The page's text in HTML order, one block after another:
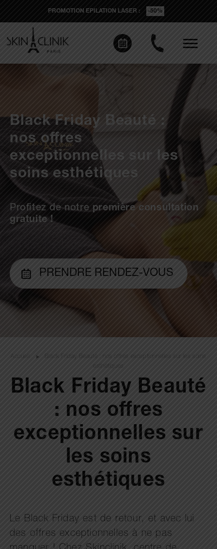
PROMOTION EPILATION LASER : -50%
Black Friday Beauté :
nos offres
exceptionnelles sur les
soins esthétiques
Profitez de notre première consultation
gratuite !
PRENDRE RENDEZ-VOUS
Accueil
Black Friday Beauté : nos offres exceptionnelles sur les soins
esthétiques
Black Friday Beauté
: nos offres
exceptionnelles sur
les soins
esthétiques
Le Black Friday est de retour, et avec lui
des offres exceptionnelles à ne pas